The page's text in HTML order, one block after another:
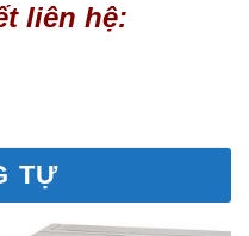
liên hệ:
TỰ